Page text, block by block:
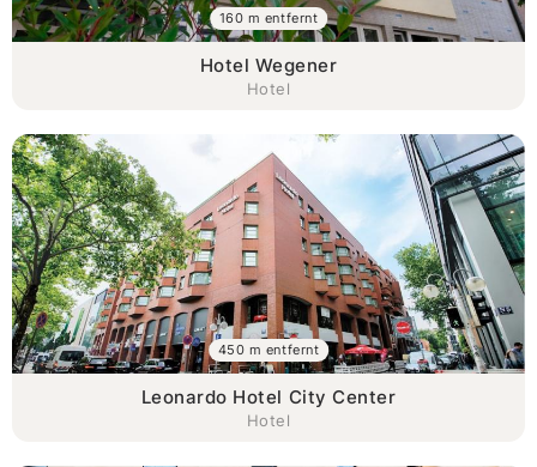
Hotel Wegener
Hotel
160 m entfernt
Leonardo Hotel City Center
Hotel
450 m entfernt